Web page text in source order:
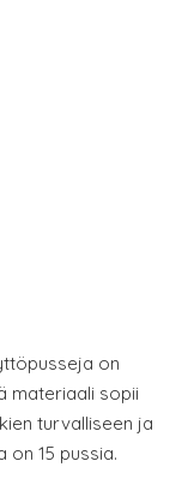
on
materiaali sopii
turvalliseen ja
on 15 pussia.